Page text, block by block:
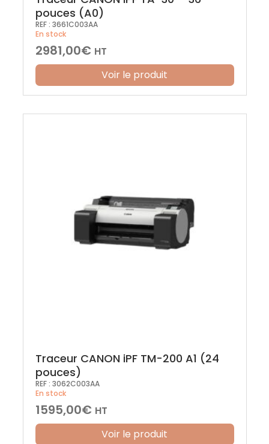
pouces (A0)
REF : 3661C003AA
En stock
2981,00€ HT
Voir le produit
Traceur CANON iPF TM-200 A1 (24
pouces)
REF : 3062C003AA
En stock
1595,00€ HT
Voir le produit